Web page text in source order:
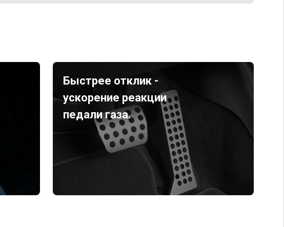
Быстрее отклик -
ускорение реакции
педали газа.